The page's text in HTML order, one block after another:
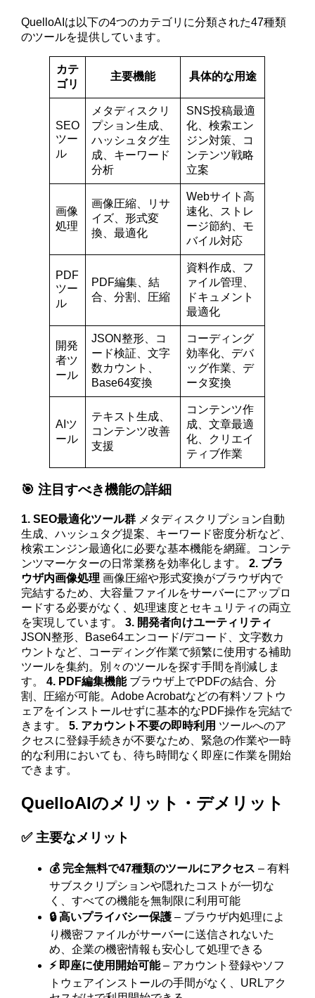
QuelloAIは以下の4つのカテゴリに分類された47種類
のツールを提供しています。
カテ
ゴリ
主要機能 具体的な用途
SEO
ツー
ル
メタディスクリ
プション生成、
ハッシュタグ生
成、キーワード
分析
SNS投稿最適
化、検索エン
ジン対策、コ
ンテンツ戦略
立案
画像
処理
画像圧縮、リサ
イズ、形式変
換、最適化
Webサイト高
速化、ストレ
ージ節約、モ
バイル対応
PDF
ツー
ル
PDF編集、結
合、分割、圧縮
資料作成、フ
ァイル管理、
ドキュメント
最適化
開発
者ツ
ール
JSON整形、コ
ード検証、文字
数カウント、
Base64変換
コーディング
効率化、デバ
ッグ作業、デ
ータ変換
AIツ
ール
テキスト生成、
コンテンツ改善
支援
コンテンツ作
成、文章最適
化、クリエイ
ティブ作業
🎯 注目すべき機能の詳細
1. SEO最適化ツール群 メタディスクリプション自動
生成、ハッシュタグ提案、キーワード密度分析など、
検索エンジン最適化に必要な基本機能を網羅。コンテ
ンツマーケターの日常業務を効率化します。2. ブラ
ウザ内画像処理 画像圧縮や形式変換がブラウザ内で
完結するため、大容量ファイルをサーバーにアップロ
ードする必要がなく、処理速度とセキュリティの両立
を実現しています。3. 開発者向けユーティリティ
JSON整形、Base64エンコード/デコード、文字数カ
ウントなど、コーディング作業で頻繁に使用する補助
ツールを集約。別々のツールを探す手間を削減しま
す。4. PDF編集機能ブラウザ上でPDFの結合、分
割、圧縮が可能。Adobe Acrobatなどの有料ソフトウ
ェアをインストールせずに基本的なPDF操作を完結で
きます。5. アカウント不要の即時利用 ツールへのア
クセスに登録手続きが不要なため、緊急の作業や一時
的な利用においても、待ち時間なく即座に作業を開始
できます。
QuelloAIのメリット・デメリット
✅ 主要なメリット
💰 完全無料で47種類のツールにアクセス – 有料
サブスクリプションや隠れたコストが一切な
く、すべての機能を無制限に利用可能
🔒 高いプライバシー保護 – ブラウザ内処理によ
り機密ファイルがサーバーに送信されないた
め、企業の機密情報も安心して処理できる
⚡ 即座に使用開始可能– アカウント登録やソフ
トウェアインストールの手間がなく、URLアク